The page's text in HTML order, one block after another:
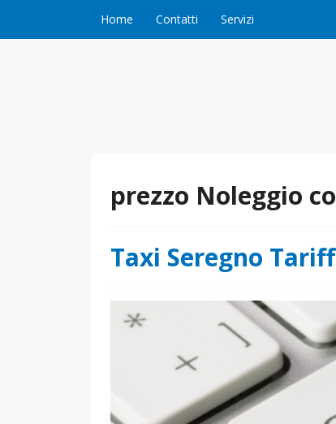
Home Contatti Servizi
prezzo Noleggio
Taxi Seregno